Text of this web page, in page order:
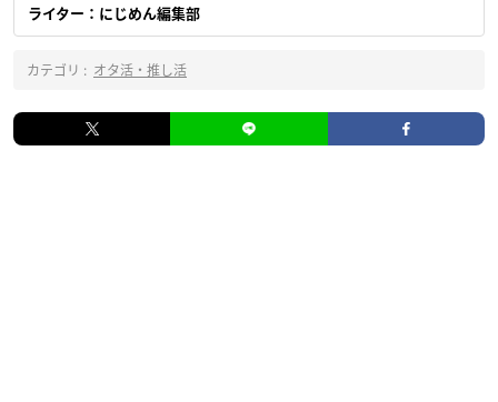
ライター：にじめん編集部
カテゴリ : オタ活・推し活